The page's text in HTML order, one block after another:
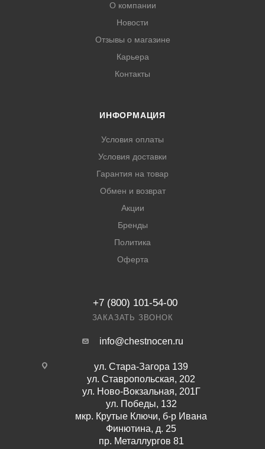
О компании
Новости
Отзывы о магазине
Карьера
Контакты
ИНФОРМАЦИЯ
Условия оплаты
Условия доставки
Гарантия на товар
Обмен и возврат
Акции
Бренды
Политика
Оферта
+7 (800) 101-54-00
ЗАКАЗАТЬ ЗВОНОК
info@chestnocen.ru
ул. Стара-Загора 139
ул. Ставропольская, 202
ул. Ново-Вокзальная, 201Г
ул. Победы, 132
мкр. Крутые Ключи, б-р Ивана
Финютина, д. 25
пр. Металлургов 81